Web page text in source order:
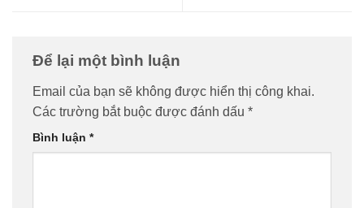
Để lại một bình luận
Email của bạn sẽ không được hiển thị công khai.
Các trường bắt buộc được đánh dấu *
Bình luận *